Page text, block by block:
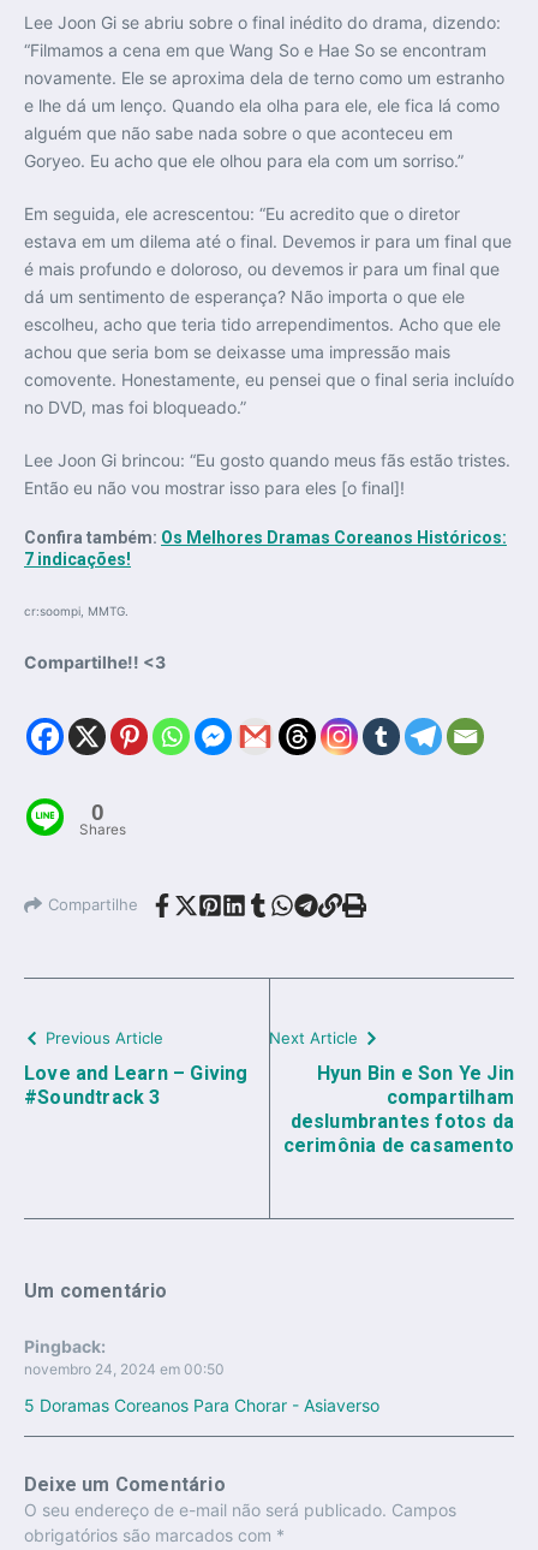
Lee Joon Gi se abriu sobre o final inédito do drama, dizendo:
“Filmamos a cena em que Wang So e Hae So se encontram
novamente. Ele se aproxima dela de terno como um estranho
e lhe dá um lenço. Quando ela olha para ele, ele fica lá como
alguém que não sabe nada sobre o que aconteceu em
Goryeo. Eu acho que ele olhou para ela com um sorriso.”
Em seguida, ele acrescentou: “Eu acredito que o diretor
estava em um dilema até o final. Devemos ir para um final que
é mais profundo e doloroso, ou devemos ir para um final que
dá um sentimento de esperança? Não importa o que ele
escolheu, acho que teria tido arrependimentos. Acho que ele
achou que seria bom se deixasse uma impressão mais
comovente. Honestamente, eu pensei que o final seria incluído
no DVD, mas foi bloqueado.”
Lee Joon Gi brincou: “Eu gosto quando meus fãs estão tristes.
Então eu não vou mostrar isso para eles [o final]!
Confira também: Os Melhores Dramas Coreanos Históricos:
7 indicações!
cr:soompi, MMTG.
Compartilhe!! <3
0
Shares
Compartilhe
Previous Article
Love and Learn – Giving
#Soundtrack 3
Next Article
Hyun Bin e Son Ye Jin
compartilham
deslumbrantes fotos da
cerimônia de casamento
Um comentário
Pingback:
novembro 24, 2024 em 00:50
5 Doramas Coreanos Para Chorar - Asiaverso
Deixe um Comentário
O seu endereço de e-mail não será publicado. Campos
obrigatórios são marcados com *